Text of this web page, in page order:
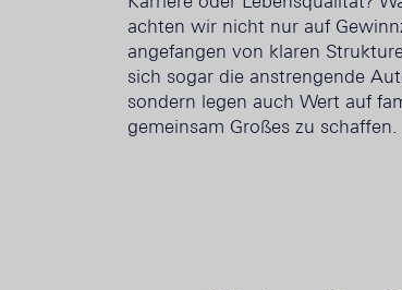
achten wir nicht nur auf
angefangen von klaren
sich sogar die anstrengende
sondern legen auch Wert auf
gemeinsam Großes zu schaffen.